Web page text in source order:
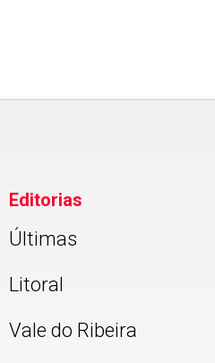
Editorias
Últimas
Litoral
Vale do Ribeira